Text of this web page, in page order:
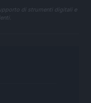
di strumenti digitali e